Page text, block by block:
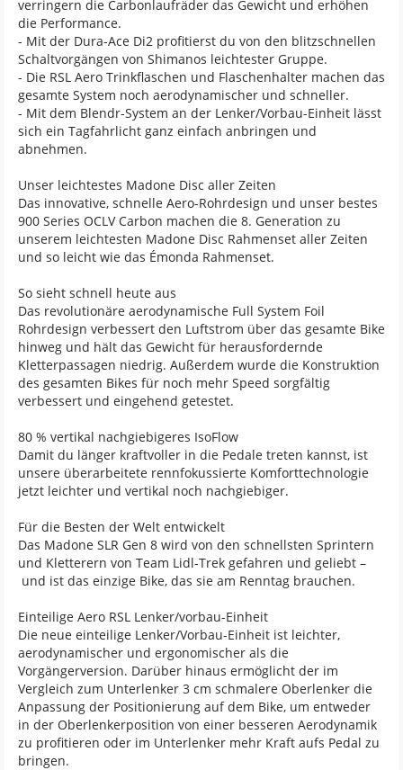
verringern die Carbonlaufräder das Gewicht und erhöhen
die Performance.
- Mit der Dura-Ace Di2 profitierst du von den blitzschnellen
Schaltvorgängen von Shimanos leichtester Gruppe.
- Die RSL Aero Trinkflaschen und Flaschenhalter machen das
gesamte System noch aerodynamischer und schneller.
- Mit dem Blendr-System an der Lenker/Vorbau-Einheit lässt
sich ein Tagfahrlicht ganz einfach anbringen und
abnehmen.
Unser leichtestes Madone Disc aller Zeiten
Das innovative, schnelle Aero-Rohrdesign und unser bestes
900 Series OCLV Carbon machen die 8. Generation zu
unserem leichtesten Madone Disc Rahmenset aller Zeiten
und so leicht wie das Émonda Rahmenset.
So sieht schnell heute aus
Das revolutionäre aerodynamische Full System Foil
Rohrdesign verbessert den Luftstrom über das gesamte Bike
hinweg und hält das Gewicht für herausfordernde
Kletterpassagen niedrig. Außerdem wurde die Konstruktion
des gesamten Bikes für noch mehr Speed sorgfältig
verbessert und eingehend getestet.
80 % vertikal nachgiebigeres IsoFlow
Damit du länger kraftvoller in die Pedale treten kannst, ist
unsere überarbeitete rennfokussierte Komforttechnologie
jetzt leichter und vertikal noch nachgiebiger.
Für die Besten der Welt entwickelt
Das Madone SLR Gen 8 wird von den schnellsten Sprintern
und Kletterern von Team Lidl-Trek gefahren und geliebt –
und ist das einzige Bike, das sie am Renntag brauchen.
Einteilige Aero RSL Lenker/vorbau-Einheit
Die neue einteilige Lenker/Vorbau-Einheit ist leichter,
aerodynamischer und ergonomischer als die
Vorgängerversion. Darüber hinaus ermöglicht der im
Vergleich zum Unterlenker 3 cm schmalere Oberlenker die
Anpassung der Positionierung auf dem Bike, um entweder
in der Oberlenkerposition von einer besseren Aerodynamik
zu profitieren oder im Unterlenker mehr Kraft aufs Pedal zu
bringen.